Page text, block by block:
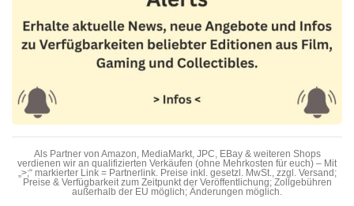
Als Partner von Amazon, MediaMarkt, JPC, EBay & weiteren Shops
verdienen wir an qualifizierten Verkäufen (ohne Mehrkosten für euch) – Mit
„>;“ markierter Link = Partnerlink. Preise inkl. gesetzl. MwSt., zzgl. Versand;
Preise & Verfügbarkeit zum Zeitpunkt der Veröffentlichung; Zollgebühren
außerhalb der EU möglich; Änderungen möglich.